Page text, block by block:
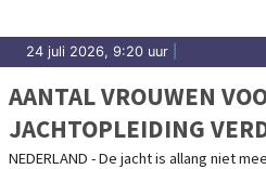
24 juli 2026, 9:20 uur
AANTAL VROUWEN
JACHTOPLEIDING
NEDERLAND - De jacht is allang niet